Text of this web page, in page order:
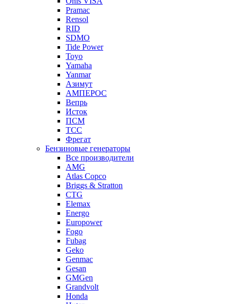
Pramac
Rensol
RID
SDMO
Tide Power
Toyo
Yamaha
Yanmar
Азимут
АМПЕРОС
Вепрь
Исток
ПСМ
ТСС
Фрегат
Бензиновые генераторы
Все производители
AMG
Atlas Copco
Briggs & Stratton
CTG
Elemax
Energo
Europower
Fogo
Fubag
Geko
Genmac
Gesan
GMGen
Grandvolt
Honda